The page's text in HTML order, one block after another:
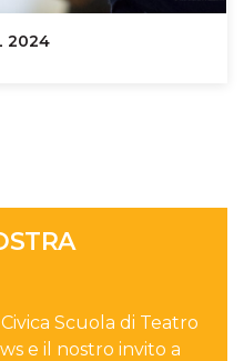
2024
Scuola di Teatro
e il nostro invito a